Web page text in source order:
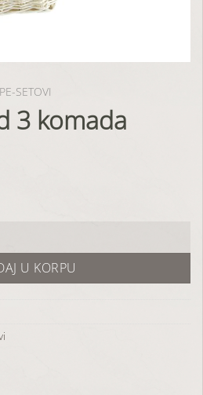
SETOVI
3 komada
U KORPU